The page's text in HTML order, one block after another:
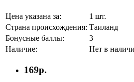
Цена указана за:
1 шт.
Страна происхождения: Таиланд
Бонусные баллы:
3
Наличие:
Нет в
169р.